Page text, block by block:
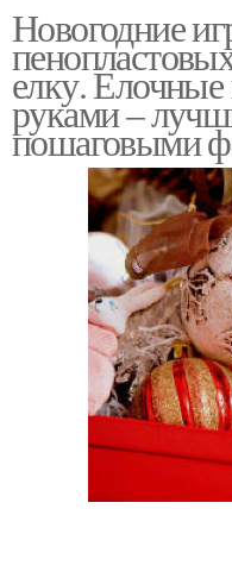
Шары в розочках
Шары на елку
Новогодние
елку.
руками –
пошаговыми